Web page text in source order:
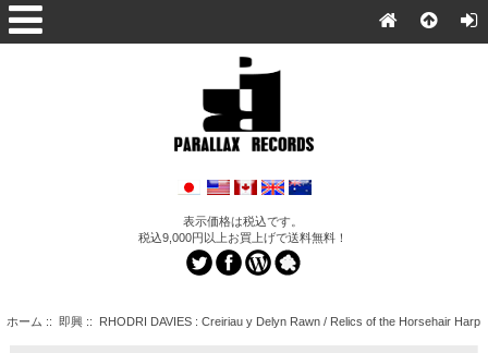
表示価格は税込です。
税込9,000円以上お買上げで送料無料！
ホーム :: 即興:: RHODRI DAVIES : Creiriau y Delyn Rawn / Relics of the Horsehair Harp